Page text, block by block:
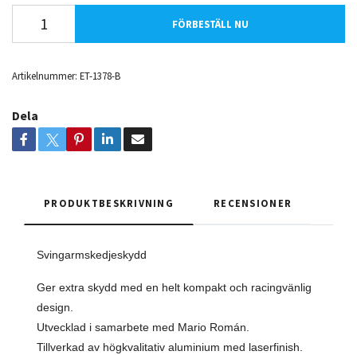
FÖRBESTÄLL NU
Artikelnummer: ET-1378-B
Dela
PRODUKTBESKRIVNING RECENSIONER
Svingarmskedjeskydd
Ger extra skydd med en helt kompakt och racingvänlig
design.
Utvecklad i samarbete med Mario Román.
Tillverkad av högkvalitativ aluminium med laserfinish.